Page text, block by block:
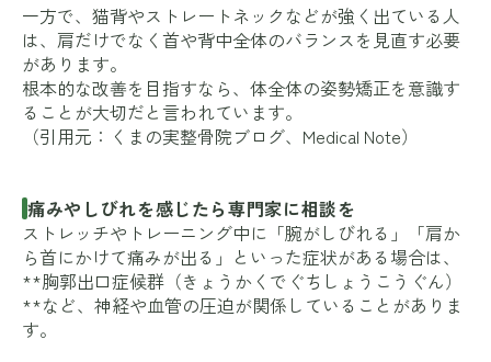
一方で、猫背やストレートネックなどが強く出ている人
は、肩だけでなく首や背中全体のバランスを見直す必要
があります。
根本的な改善を目指すなら、体全体の姿勢矯正を意識す
ることが大切だと言われています。
（引用元： くまの実整骨院ブログ、 Medical Note）
痛みやしびれを感じたら専門家に相談を
ストレッチやトレーニング中に「腕がしびれる」「肩か
ら首にかけて痛みが出る」といった症状がある場合は、
**胸郭出口症候群（きょうかくでぐちしょうこうぐん）
**など、神経や血管の圧迫が関係していることがありま
す。